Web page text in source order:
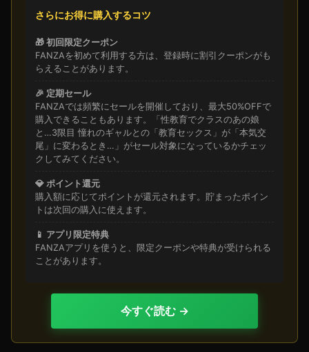
さらにお得に購入するコツ
🎁 初回限定クーポン
FANZAを初めて利用する方は、登録時に割引クーポンがも
らえることがあります。
🎉 定期セール
FANZAでは頻繁にセールを開催しており、最大50%OFFで
購入できることもあります。「性教育でクラスのあの娘
と…3限目 憧れのギャルとの「教育セックス」が「本気交
尾」に変わるとき…」がセール対象になっているかチェッ
クしてみてください。
💎 ポイント還元
購入額に応じてポイントが還元されます。貯まったポイン
トは次回の購入に使えます。
📱 アプリ限定特典
FANZAアプリを使うと、限定クーポンや特典が受けられる
ことがあります。
今すぐ読む →